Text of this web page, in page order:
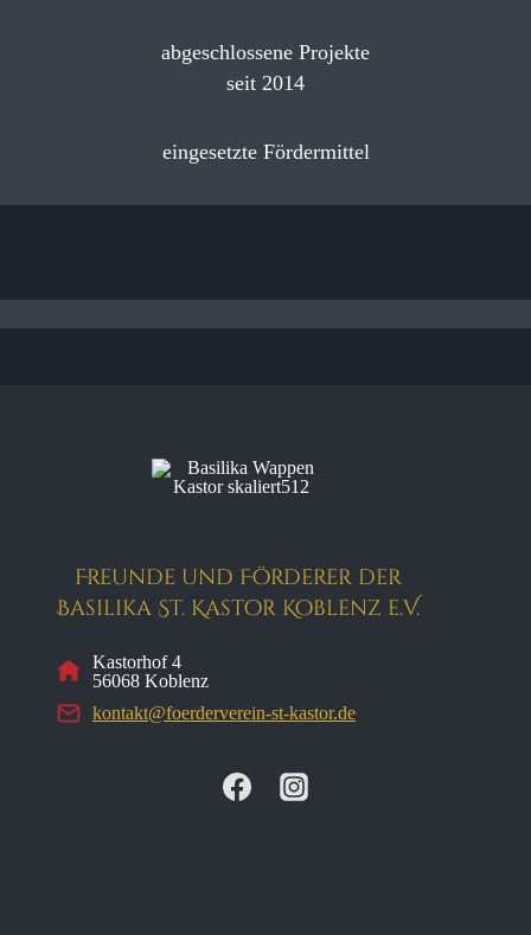
abgeschlossene Projekte
seit 2014
eingesetzte Fördermittel
Freunde und Förderer der
Basilika St. Kastor Koblenz e.V.
Kastorhof 4
56068 Koblenz
kontakt@foerderverein-st-kastor.de